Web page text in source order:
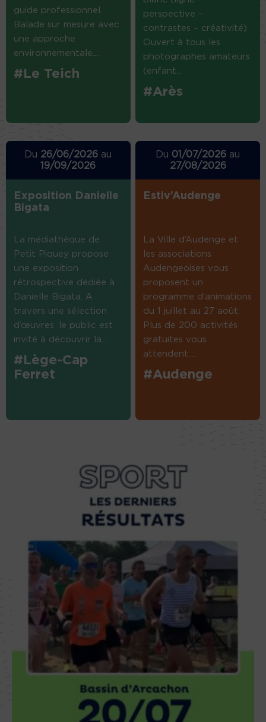
guide professionnel.
Balade sur mesure avec
une approche
environnementale....
#Le Teich
perspective –
contrastes – créativité)
Ouvert à tous les
photographes amateurs
(enfant...
#Arès
Du 26/06/2026 au
19/09/2026
Exposition Danielle
Bigata
La médiathèque de
Petit Piquey propose
une exposition
rétrospective dédiée à
Danielle Bigata. A
travers une sélection
d’œuvres, le public est
invité à découvrir la...
#Lège-Cap
Ferret
Du 01/07/2026 au
27/08/2026
Estiv’Audenge
La Ville d’Audenge et
les associations
Audengeoises vous
proposent un
programme d’animations
du 1 juillet au 27 août.
Plus de 200 activités
gratuites vous
attendent....
#Audenge